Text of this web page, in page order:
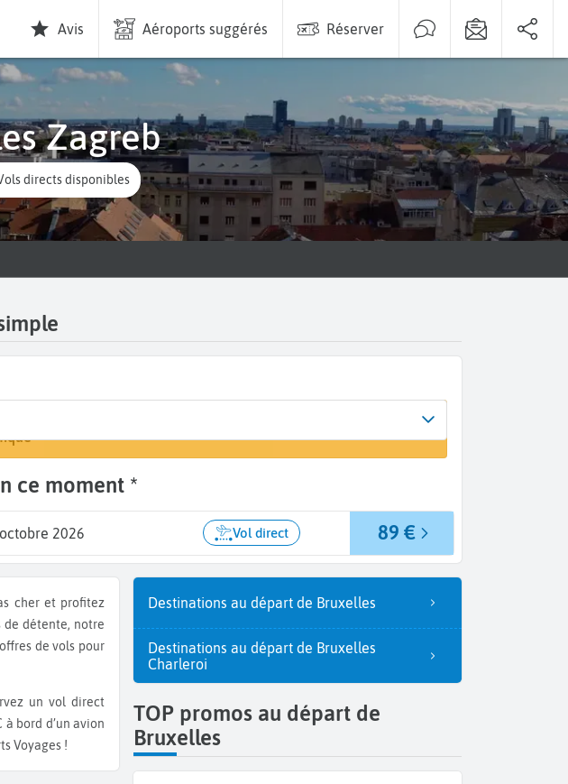
Avis Aéroports suggérés Réserver
Zagreb
Vols directs disponibles
Zagreb (ZAG)
ce moment *
2026 Vol direct 89 €
cher et profitez
de détente, notre
de vols pour
un vol direct
bord d’un avion
Voyages !
Destinations au départ de Bruxelles
Destinations au départ de Bruxelles
Charleroi
TOP promos au départ de
Bruxelles